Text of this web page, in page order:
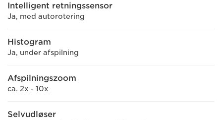
Intelligent retningssensor
Ja, med autorotering
Histogram
Ja, under afspilning
Afspilningszoom
ca. 2x - 10x
Selvudløser